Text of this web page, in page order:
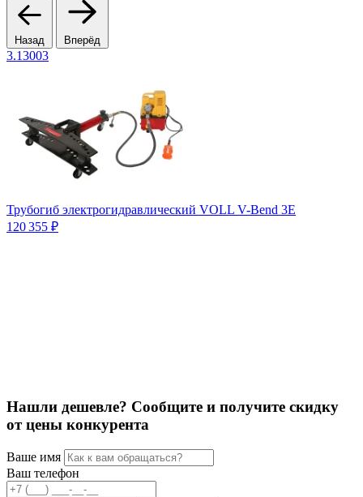
Назад Вперёд
3.13003
Трубогиб электрогидравлический VOLL V-Bend 3E
120 355 ₽
Нашли дешевле? Сообщите и получите скидку
от цены конкурента
Ваше имя
Ваш телефон